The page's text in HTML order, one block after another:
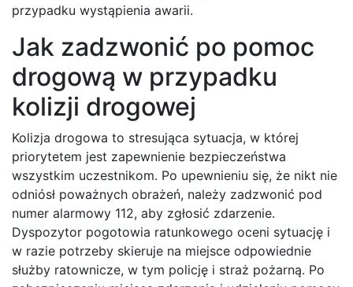
przypadku wystąpienia awarii.
Jak zadzwonić po pomoc
drogową w przypadku
kolizji drogowej
Kolizja drogowa to stresująca sytuacja, w której
priorytetem jest zapewnienie bezpieczeństwa
wszystkim uczestnikom. Po upewnieniu się, że nikt nie
odniósł poważnych obrażeń, należy zadzwonić pod
numer alarmowy 112, aby zgłosić zdarzenie.
Dyspozytor pogotowia ratunkowego oceni sytuację i
w razie potrzeby skieruje na miejsce odpowiednie
służby ratownicze, w tym policję i straż pożarną. Po